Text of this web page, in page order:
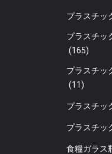
プラスチッ
プラスチッ
(165)
プラスチッ
(11)
プラスチッ
プラスチッ
食糧ガラス